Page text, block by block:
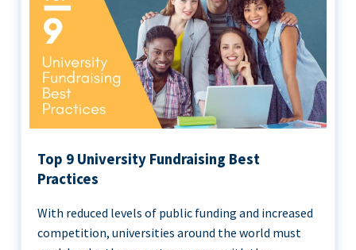
Top 9 University Fundraising Best
Practices
With reduced levels of public funding and increased
competition, universities around the world must